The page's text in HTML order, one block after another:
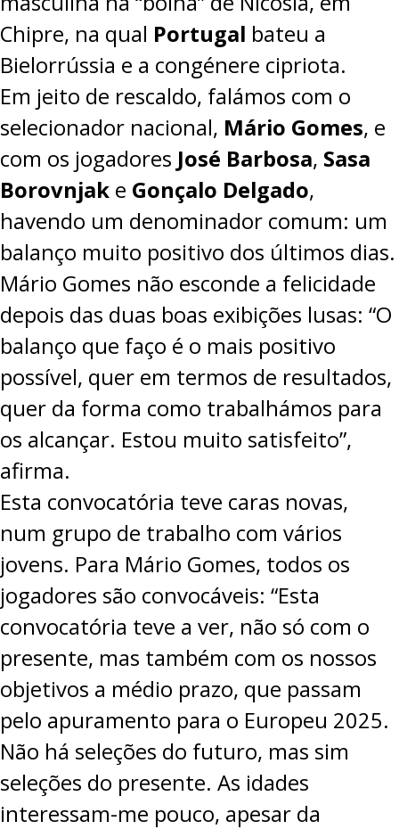
Chipre, na qual Portugal bateu a
Bielorrússia e a congénere cipriota.
Em jeito de rescaldo, falámos com o
selecionador nacional, Mário Gomes, e
com os jogadores José Barbosa, Sasa
Borovnjak e Gonçalo Delgado,
havendo um denominador comum: um
balanço muito positivo dos últimos dias.
Mário Gomes não esconde a felicidade
depois das duas boas exibições lusas: “O
balanço que faço é o mais positivo
possível, quer em termos de resultados,
quer da forma como trabalhámos para
os alcançar. Estou muito satisfeito”,
afirma.
Esta convocatória teve caras novas,
num grupo de trabalho com vários
jovens. Para Mário Gomes, todos os
jogadores são convocáveis: “Esta
convocatória teve a ver, não só com o
presente, mas também com os nossos
objetivos a médio prazo, que passam
pelo apuramento para o Europeu 2025.
Não há seleções do futuro, mas sim
seleções do presente. As idades
interessam-me pouco, apesar da